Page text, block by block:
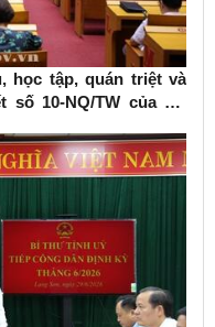
học tập, quán triệt và
10-NQ/TW của Bộ